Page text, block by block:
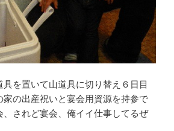
具を置いて山道具に切り替え６日目
家の出産祝いと宴会用資源を持参で
、されど宴会、俺イイ仕事してるぜ